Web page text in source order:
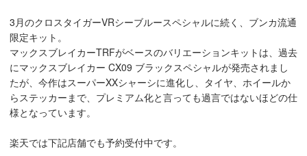
3月のクロスタイガーVRシーブルースペシャルに続く、ブンカ流通
限定キット。
マックスブレイカーTRFがベースのバリエーションキットは、過去
にマックスブレイカー CX09 ブラックスペシャルが発売されまし
たが、今作はスーパーXXシャーシに進化し、タイヤ、ホイールか
らステッカーまで、プレミアム化と言っても過言ではないほどの仕
様となっています。
楽天では下記店舗でも予約受付中です。